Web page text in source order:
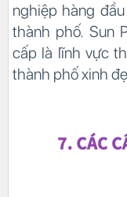
nghiệp hàng
thành phố. Sun
cấp là lĩnh vực
thành phố xinh